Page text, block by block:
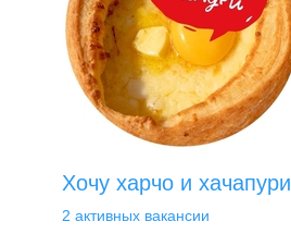
Хочу харчо и хачапури
2 активных вакансии